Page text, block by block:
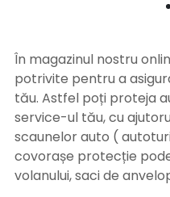
În magazinul nostru
potrivite pentru a
tău. Astfel poți proteja
service-ul tău, cu
scaunelor auto (
covorașe protecție
volanului, saci de